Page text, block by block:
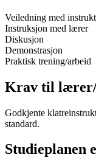
Veiledning med
Instruksjon med lærer
Diskusjon
Demonstrasjon
Praktisk trening/arbeid
Krav til
Godkjente
standard.
Studieplanen